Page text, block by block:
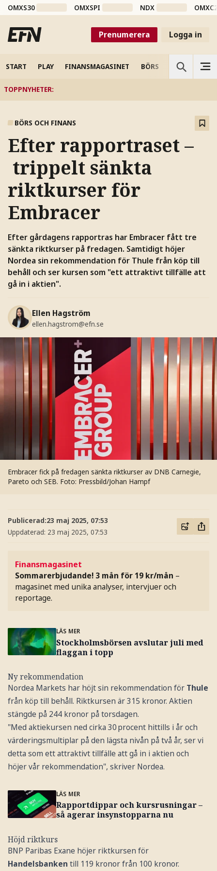
OMXS30 OMXSPI NDX
Prenumerera Logga in
START PLAY FINANSMAGASINET BÖRS VETENSKAP
TOPPNYHETER:
BÖRS OCH FINANS
Efter rapportraset –
trippelt sänkta
riktkurser för
Embracer
Efter gårdagens rapportras har Embracer fått tre
sänkta riktkurser på fredagen. Samtidigt höjer
Nordea sin rekommendation för Thule från köp till
behåll och ser kursen som "ett attraktivt tillfälle att
gå in i aktien".
Ellen Hagström
ellen.hagstrom@efn.se
Embracer fick på fredagen sänkta riktkurser av DNB Carnegie,
Pareto och SEB. Foto: Pressbild/Johan Hampf
Publicerad:23 maj 2025, 07:53
Uppdaterad: 23 maj 2025, 07:53
Finansmagasinet
Sommarerbjudande! 3 mån för 19 kr/mån –
magasinet med unika analyser, intervjuer och
reportage.
LÄS MER
Stockholmsbörsen avslutar juli med
flaggan i topp
Ny rekommendation
Nordea Markets har höjt sin rekommendation för Thule
från köp till behåll. Riktkursen är 315 kronor. Aktien
stängde på 244 kronor på torsdagen.
"Med aktiekursen ned cirka 30 procent hittills i år och
värderingsmultiplar på den lägsta nivån på två år, ser vi
detta som ett attraktivt tillfälle att gå in i aktien och
höjer vår rekommendation", skriver Nordea.
LÄS MER
Rapportdippar och kursrusningar –
så agerar insynstopparna nu
Höjd riktkurs
BNP Paribas Exane höjer riktkursen för
Handelsbanken till 119 kronor från 100 kronor.